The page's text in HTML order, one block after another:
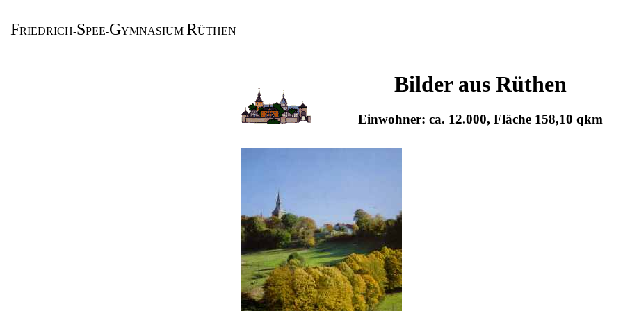
FRIEDRICH-SPEE-GYMNASIUM RÜTHEN
Bilder aus Rüthen
Einwohner: ca. 12.000, Fläche 158,10 qkm